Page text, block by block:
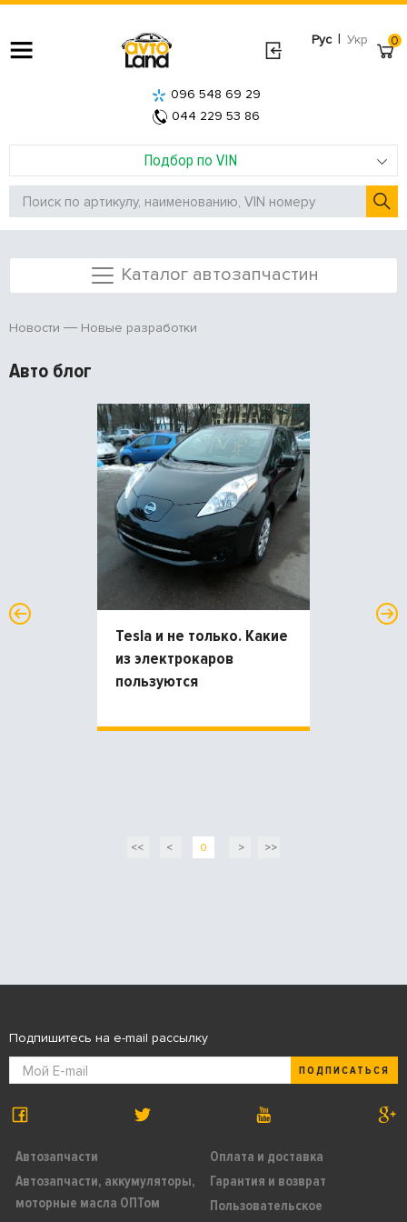
Рус | Укр
Подбор по VIN
096 548 69 29
044 229 53 86
0
Каталог автозапчастин
Новости Новые разработки
Авто блог
Tesla и не только. Какие
из электрокаров
пользуются
украинцев
<< < 0 > >>
Автозапчасти
Автозапчасти, аккумуляторы,
моторные масла ОПТом
Оплата и доставка
Гарантия и возврат
Пользовательское
Подпишитесь на e-mail рассылку
ПОДПИСАТЬСЯ